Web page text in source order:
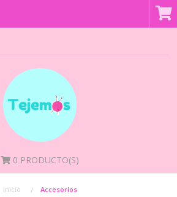
0 PRODUCTO(S)
Inicio Accesorios